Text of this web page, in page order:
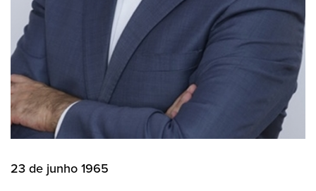
23 de junho 1965